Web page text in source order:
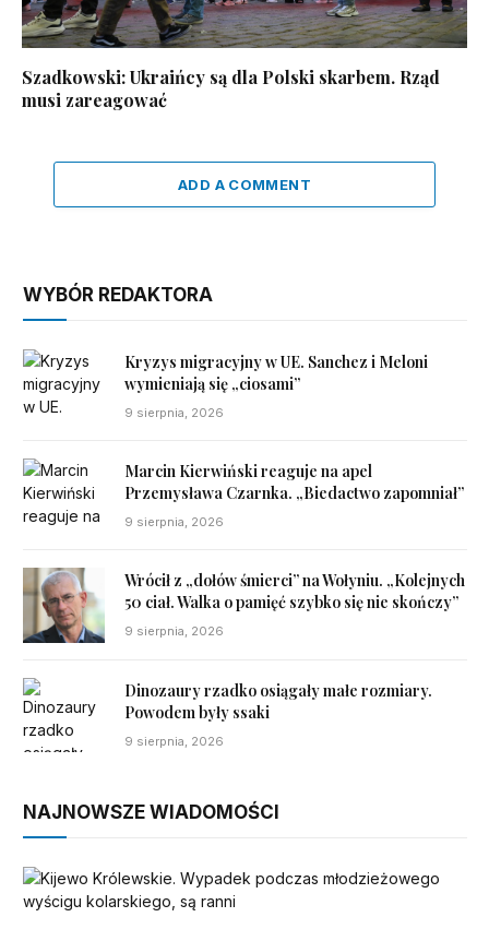
Szadkowski: Ukraińcy są dla Polski skarbem. Rząd
musi zareagować
ADD A COMMENT
WYBÓR REDAKTORA
Kryzys migracyjny w UE. Sanchez i Meloni
wymieniają się „ciosami”
9 sierpnia, 2026
Marcin Kierwiński reaguje na apel
Przemysława Czarnka. „Biedactwo zapomniał”
9 sierpnia, 2026
Wrócił z „dołów śmierci” na Wołyniu. „Kolejnych
50 ciał. Walka o pamięć szybko się nie skończy”
9 sierpnia, 2026
Dinozaury rzadko osiągały małe rozmiary.
Powodem były ssaki
9 sierpnia, 2026
NAJNOWSZE WIADOMOŚCI